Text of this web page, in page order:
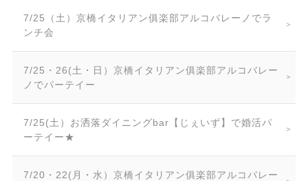
7/25（土）京橋イタリアン俱楽部アルコバレーノでラ
ンチ会
7/25・26(土・日）京橋イタリアン俱楽部アルコバレー
ノでパーテイー
7/25(土）お洒落ダイニングbar【じぇいず】で婚活パ
ーテイー★
7/20・22(月・水）京橋イタリアン俱楽部アルコバレー